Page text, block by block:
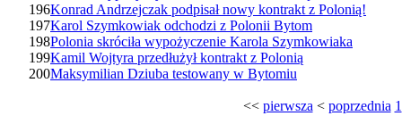
196Konrad Andrzejczak podpisał nowy kontrakt z Polonią!
197Karol Szymkowiak odchodzi z Polonii Bytom
198Polonia skróciła wypożyczenie Karola Szymkowiaka
199Kamil Wojtyra przedłużył kontrakt z Polonią
200Maksymilian Dziuba testowany w Bytomiu
<< pierwsza < poprzednia 1